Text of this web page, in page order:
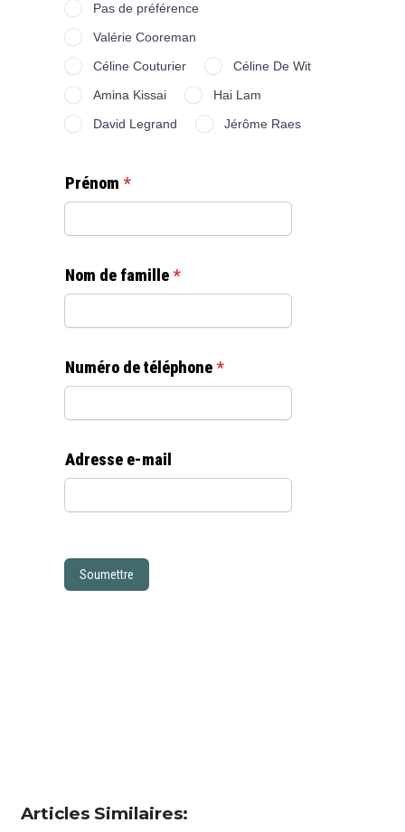
Articles Similaires: